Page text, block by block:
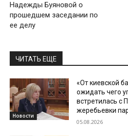
Надежды Буяновой о
прошедшем заседании по
ее делу
ЧИТАТЬ ЕЩЕ
Новости
«От киевской
ожидать чего
встретилась с
жеребьевки
05.08.2026